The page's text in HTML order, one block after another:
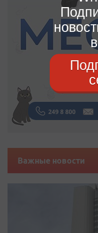
Важные новости